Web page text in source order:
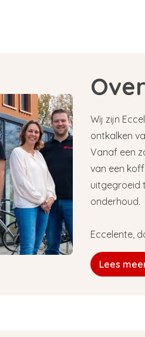
Wij zijn
ontkalken
Vanaf een
van een
uitgegroeid
onderhoud.
Eccelente,
Lees